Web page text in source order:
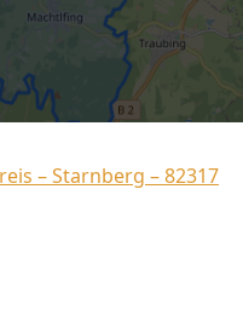
– Starnberg – 82317